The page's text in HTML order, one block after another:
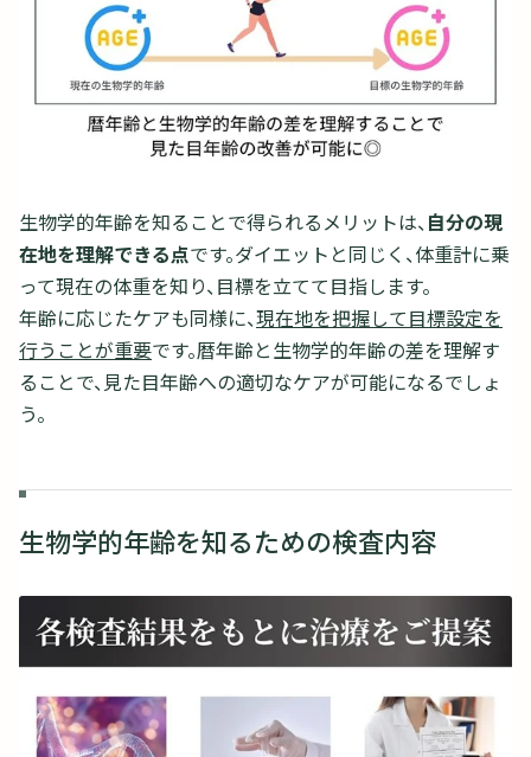
生物学的年齢を知ることで得られるメリットは、自分の現
在地を理解できる点です。ダイエットと同じく、体重計に乗
って現在の体重を知り、目標を立てて目指します。
年齢に応じたケアも同様に、現在地を把握して目標設定を
行うことが重要です。暦年齢と生物学的年齢の差を理解す
ることで、見た目年齢への適切なケアが可能になるでしょ
う。
生物学的年齢を知るための検査内容